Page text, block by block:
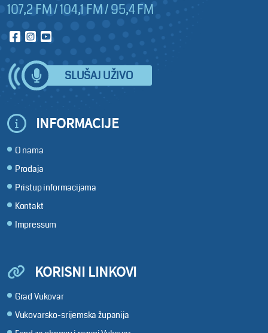
107,2 FM / 104,1 FM / 95,4 FM
SLUŠAJ UŽIVO
INFORMACIJE
O nama
Prodaja
Pristup informacijama
Kontakt
Impressum
KORISNI LINKOVI
Grad Vukovar
Vukovarsko-srijemska županija